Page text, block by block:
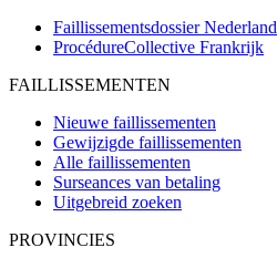
Faillissementsdossier Nederland
ProcédureCollective Frankrijk
FAILLISSEMENTEN
Nieuwe faillissementen
Gewijzigde faillissementen
Alle faillissementen
Surseances van betaling
Uitgebreid zoeken
PROVINCIES